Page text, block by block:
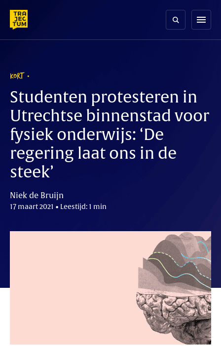
content
menu
KORT
Studenten protesteren in
Utrechtse binnenstad voor
fysiek onderwijs: ‘De
regering laat ons in de
steek’
Niek de Bruijn
17 maart 2021 • Leestijd: 1 min